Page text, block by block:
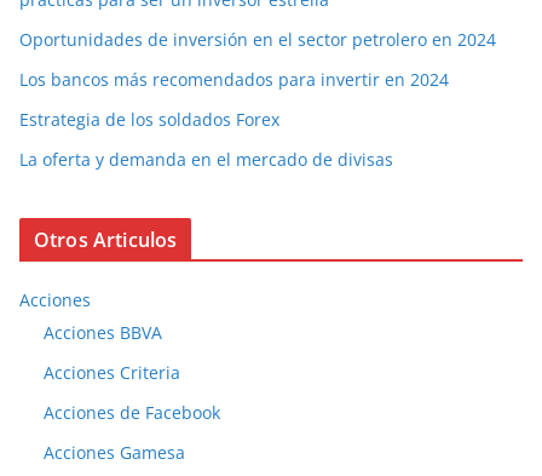
Oportunidades de inversión en el sector petrolero en 2024
Los bancos más recomendados para invertir en 2024
Estrategia de los soldados Forex
La oferta y demanda en el mercado de divisas
Otros Articulos
Acciones
Acciones BBVA
Acciones Criteria
Acciones de Facebook
Acciones Gamesa